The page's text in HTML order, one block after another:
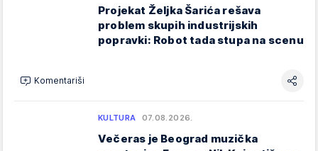
Projekat Željka Šarića rešava
problem skupih industrijskih
popravki: Robot tada stupa na scenu
Komentariši
KULTURA 07.08.2026.
Večeras je Beograd muzička